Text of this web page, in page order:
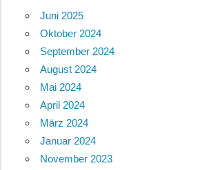
Juni 2025
Oktober 2024
September 2024
August 2024
Mai 2024
April 2024
März 2024
Januar 2024
November 2023